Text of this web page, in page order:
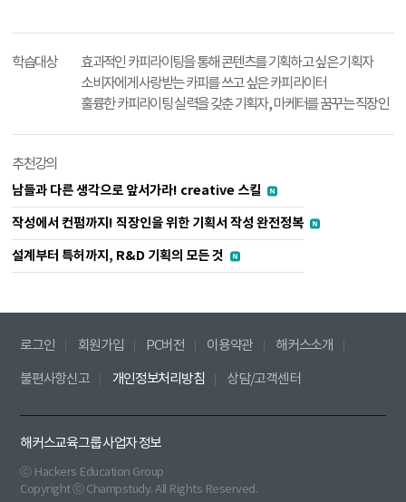
학습대상
효과적인 카피라이팅을 통해 콘텐츠를 기획하고 싶은 기획자
소비자에게 사랑받는 카피를 쓰고 싶은 카피라이터
훌륭한 카피라이팅 실력을 갖춘 기획자, 마케터를 꿈꾸는 직장인
추천강의
남들과 다른 생각으로 앞서가라! creative 스킬
작성에서 컨펌까지! 직장인을 위한 기획서 작성 완전정복
설계부터 특허까지, R&D 기획의 모든 것
로그인 회원가입 PC버전 이용약관 해커스소개
불편사항신고 개인정보처리방침 상담/고객센터
해커스교육그룹 사업자 정보
ⓒ Hackers Education Group
Copyright ⓒ Champstudy. All Rights Reserved.